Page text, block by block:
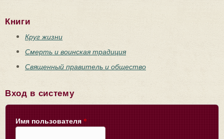
Книги
Круг жизни
Смерть и воинская традиция
Священный правитель и общество
Вход в систему
Имя пользователя *